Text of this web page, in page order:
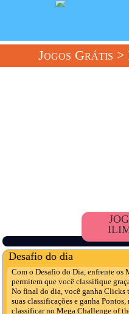
Jogos Grátis >
Desafio do dia
Com o Desafio do Dia, enfrente os
permitem que você classifique
No final do dia, você ganha Clicks
suas classificações e ganha
classificar no Mega Challenge of